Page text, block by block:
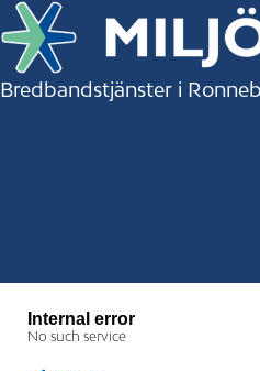
Bredbandstjänster i
Internal error
No such service